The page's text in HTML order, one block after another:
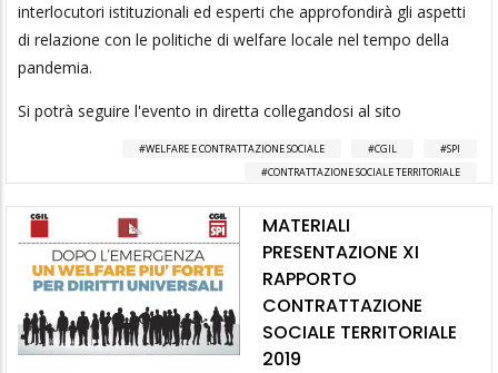
interlocutori istituzionali ed esperti che approfondirà gli aspetti
di relazione con le politiche di welfare locale nel tempo della
pandemia.
Si potrà seguire l'evento in diretta collegandosi al sito
WELFARE E CONTRATTAZIONE SOCIALE CGIL
SPI
CONTRATTAZIONE SOCIALE TERRITORIALE
MATERIALI
PRESENTAZIONE XI
RAPPORTO
CONTRATTAZIONE
SOCIALE TERRITORIALE
2019